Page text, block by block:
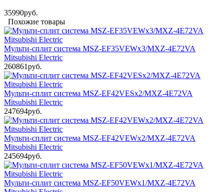
35990руб.
Похожие товары
Мульти-сплит система MSZ-EF35VEWx3/MXZ-4E72VA
Mitsubishi Electric
260861руб.
Мульти-сплит система MSZ-EF42VESx2/MXZ-4E72VA
Mitsubishi Electric
247694руб.
Мульти-сплит система MSZ-EF42VEWx2/MXZ-4E72VA
Mitsubishi Electric
245694руб.
Мульти-сплит система MSZ-EF50VEWx1/MXZ-4E72VA